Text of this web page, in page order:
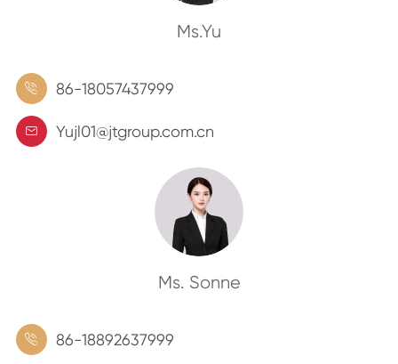
Ms.Yu
 86-18057437999
 Yujl01@jtgroup.com.cn
Ms. Sonne
 86-18892637999